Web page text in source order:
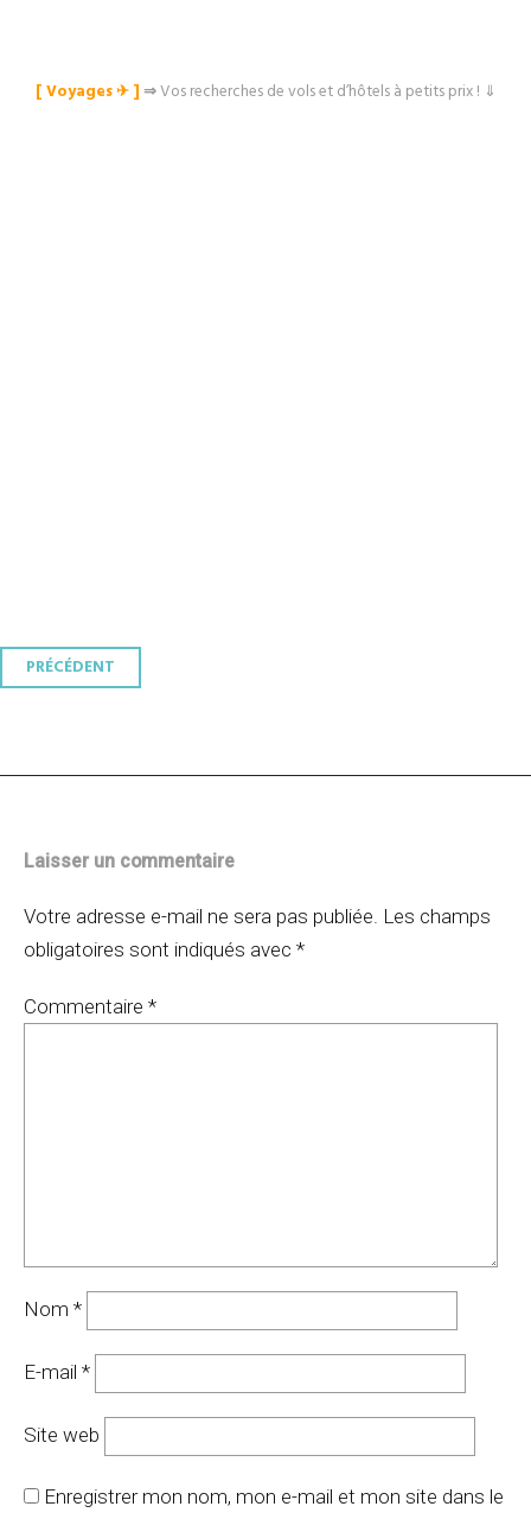
[ Voyages ✈︎ ]⇒Vos recherches de vols et d’hôtels à petits prix ! ⇓
Navigation
PRÉCÉDENT
Laisser un commentaire
Votre adresse e-mail ne sera pas publiée. Les champs
obligatoires sont indiqués avec *
Commentaire *
Nom *
E-mail *
Site web
Enregistrer mon nom, mon e-mail et mon site dans le